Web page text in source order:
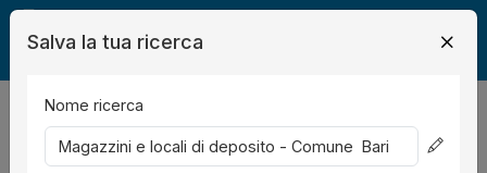
Legalmente Immobili
risultati Ordina per
Salva la tua ricerca
Nome ricerca